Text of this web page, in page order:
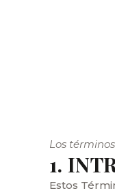
Los
1.
Estos